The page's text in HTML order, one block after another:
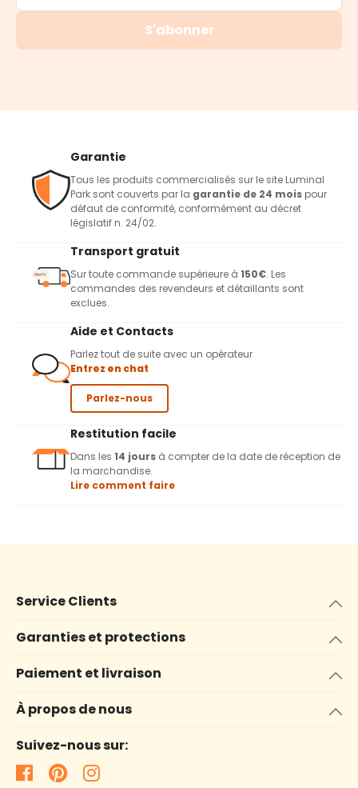
S'abonner
Garantie
Tous les produits commercialisés sur le site Luminal
Park sont couverts par la garantie de 24 mois pour
défaut de conformité, conformément au décret
législatif n. 24/02.
Transport gratuit
Sur toute commande supérieure à 150€. Les
commandes des revendeurs et détaillants sont
exclues.
Aide et Contacts
Parlez tout de suite avec un opérateur
Entrez en chat
Parlez-nous
Restitution facile
Dans les 14 jours à compter de la date de réception de
la marchandise.
Lire comment faire
Service Clients
Garanties et protections
Paiement et livraison
À propos de nous
Suivez-nous sur: